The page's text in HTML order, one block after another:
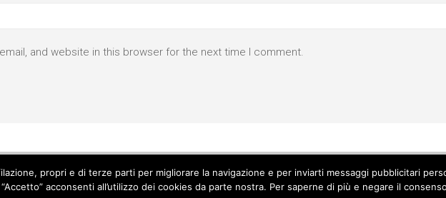
and website in this browser for the next time I comment.
propri e di terze parti per migliorare la navigazione e per inviarti messaggi pubblicitari
acconsenti all’utilizzo dei cookies da parte nostra. Per saperne di più e negare il